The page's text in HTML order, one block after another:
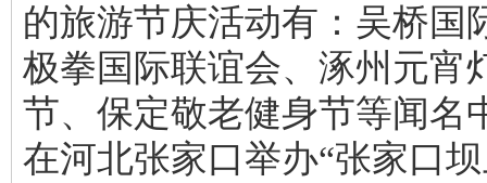
的旅游节庆活动有：吴桥国
极拳国际联谊会、涿州元宵
节、保定敬老健身节等闻名
在河北张家口举办“张家口